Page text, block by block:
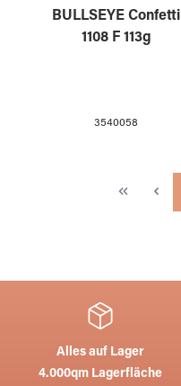
BULLSEYE Confetti
1108 F 113g
3540058
Alles auf Lager
4.000qm Lagerfläche